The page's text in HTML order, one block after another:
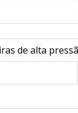
de alta